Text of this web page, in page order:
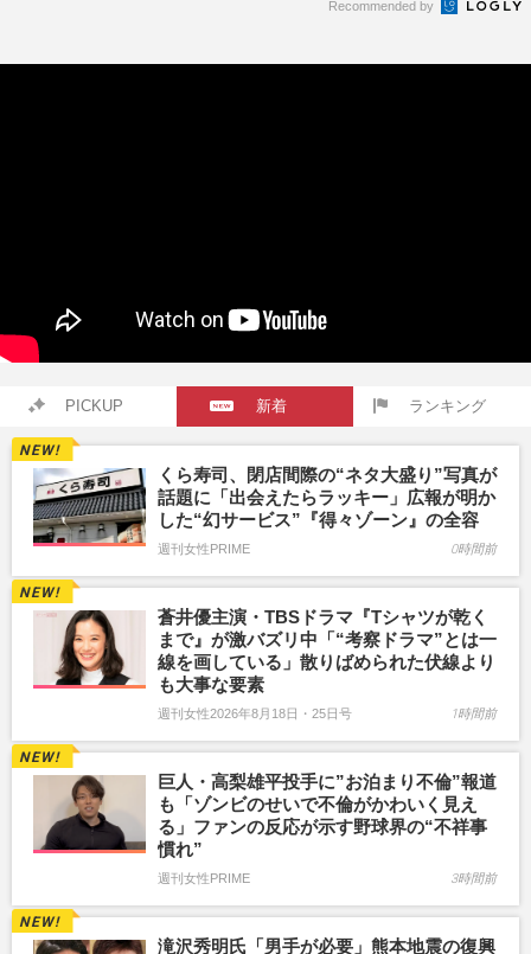
Recommended by
PICKUP 新着 ランキング
くら寿司、閉店間際の“ネタ大盛り”写真が
話題に「出会えたらラッキー」広報が明か
した“幻サービス”『得々ゾーン』の全容
週刊女性PRIME 0時間前
蒼井優主演・TBSドラマ『Tシャツが乾く
まで』が激バズリ中「“考察ドラマ”とは一
線を画している」散りばめられた伏線より
も大事な要素
週刊女性2026年8月18日・25日号 1時間前
巨人・高梨雄平投手に”お泊まり不倫”報道
も「ゾンビのせいで不倫がかわいく見え
る」ファンの反応が示す野球界の“不祥事
慣れ”
週刊女性PRIME 3時間前
滝沢秀明氏「男手が必要」熊本地震の復興